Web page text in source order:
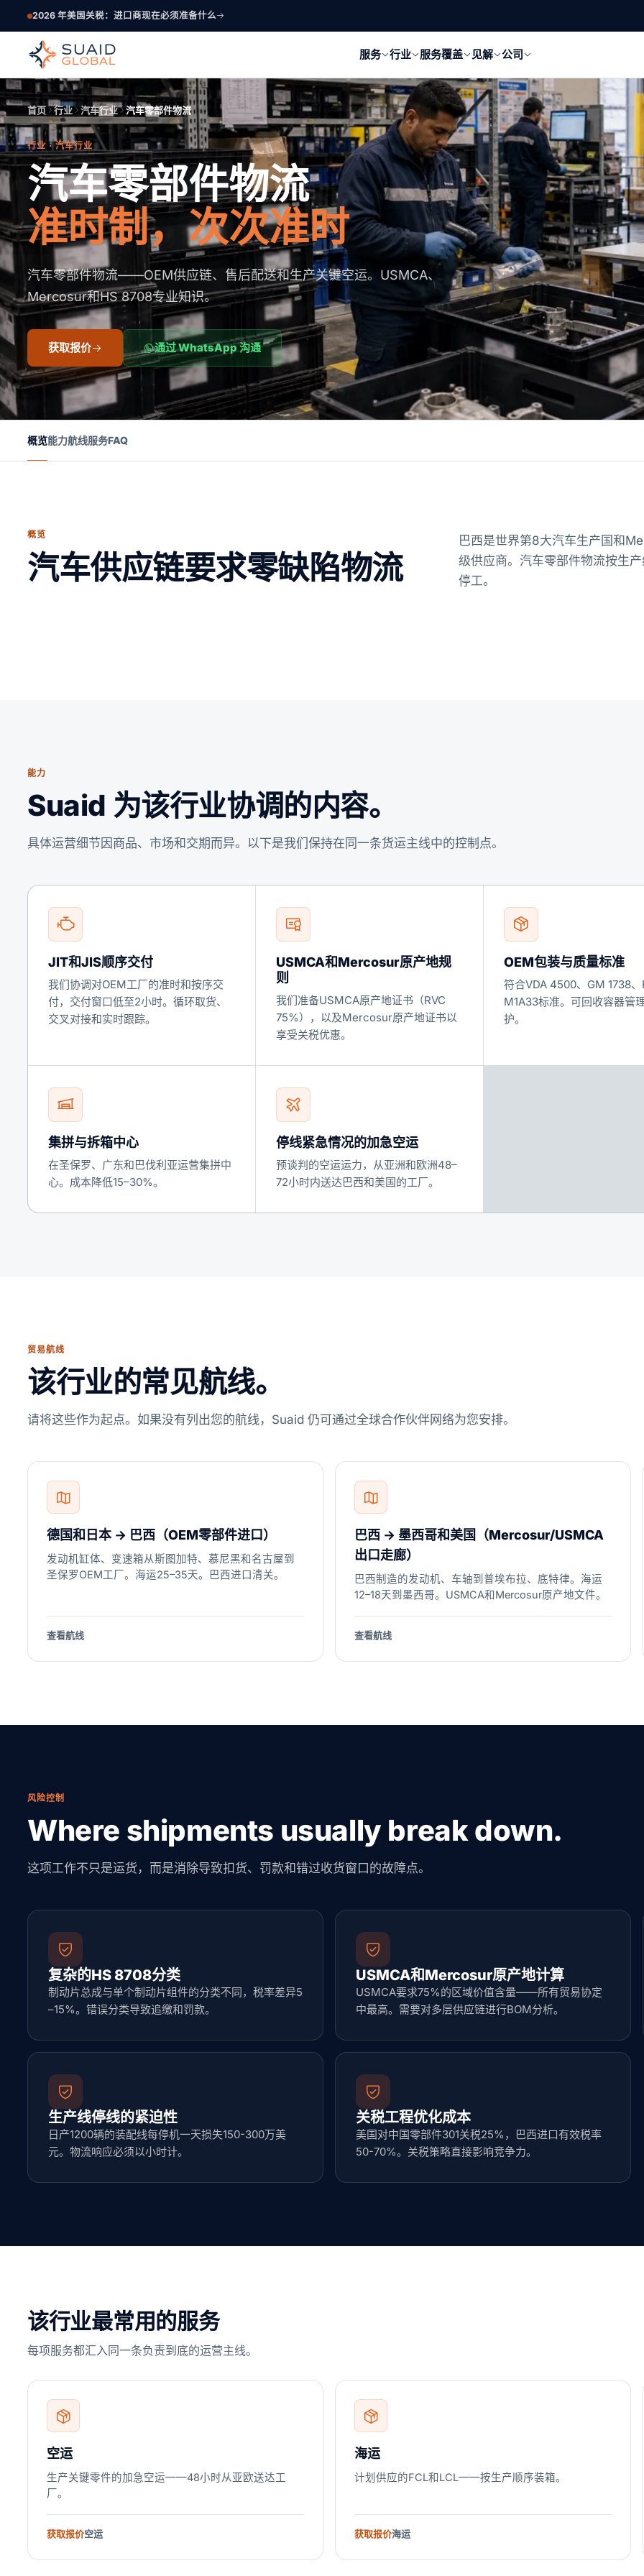
2026 年美国关税：进口商现在必须准备什么
服务 行业 服务覆盖 见解 公司
首页 行业 汽车行业 汽车零部件物流
行业 · 汽车行业
汽车零部件物流
准时制，次次准时
汽车零部件物流——OEM供应链、售后配送和生产关键空运。USMCA、
Mercosur和HS 8708专业知识。
获取报价 通过 WhatsApp 沟通
概览能力航线服务FAQ
概览
汽车供应链要求零缺陷物流
巴西是世界第8大汽车生产国和
级供应商。汽车零部件物流按生
停工。
能力
Suaid 为该行业协调的内容。
具体运营细节因商品、市场和交期而异。以下是我们保持在同一条货运主线中的控制点。
JIT和JIS顺序交付
我们协调对OEM工厂的准时和按序交
付，交付窗口低至2小时。循环取货、
交叉对接和实时跟踪。
USMCA和Mercosur原产地规
则
我们准备USMCA原产地证书（RVC
75%），以及Mercosur原产地证书以
享受关税优惠。
OEM包装与质量标准
符合VDA 4500、GM 1738
M1A33标准。可回收容器管
护。
集拼与拆箱中心
在圣保罗、广东和巴伐利亚运营集拼中
心。成本降低15–30%。
停线紧急情况的加急空运
预谈判的空运运力，从亚洲和欧洲48–
72小时内送达巴西和美国的工厂。
贸易航线
该行业的常见航线。
请将这些作为起点。如果没有列出您的航线，Suaid 仍可通过全球合作伙伴网络为您安排。
德国和日本 → 巴西（OEM零部件进口）
发动机缸体、变速箱从斯图加特、慕尼黑和名古屋到
圣保罗OEM工厂。海运25–35天。巴西进口清关。
查看航线
巴西 → 墨西哥和美国（Mercosur/USMCA
出口走廊）
巴西制造的发动机、车轴到普埃布拉、底特律。海运
12–18天到墨西哥。USMCA和Mercosur原产地文件。
查看航线
风险控制
Where shipments usually break down.
这项工作不只是运货，而是消除导致扣货、罚款和错过收货窗口的故障点。
复杂的HS 8708分类
制动片总成与单个制动片组件的分类不同，税率差异5
–15%。错误分类导致追缴和罚款。
USMCA和Mercosur原产地计算
USMCA要求75%的区域价值含量——所有贸易协定
中最高。需要对多层供应链进行BOM分析。
生产线停线的紧迫性
日产1200辆的装配线每停机一天损失150-300万美
元。物流响应必须以小时计。
关税工程优化成本
美国对中国零部件301关税25%，巴西进口有效税率
50-70%。关税策略直接影响竞争力。
该行业最常用的服务
每项服务都汇入同一条负责到底的运营主线。
空运
生产关键零件的加急空运——48小时从亚欧送达工
厂。
获取报价空运
海运
计划供应的FCL和LCL——按生产顺序装箱。
获取报价海运